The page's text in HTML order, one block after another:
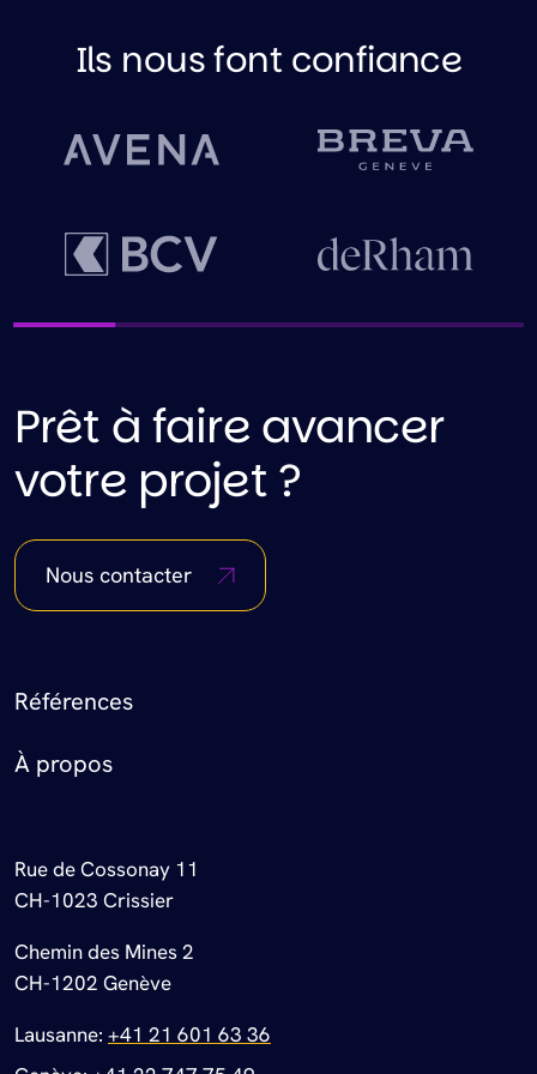
Ils nous font confiance
Prêt à faire avancer
votre projet ?
Nous contacter
Références
À propos
Rue de Cossonay 11
CH-1023 Crissier
Chemin des Mines 2
CH-1202 Genève
Lausanne: +41 21 601 63 36